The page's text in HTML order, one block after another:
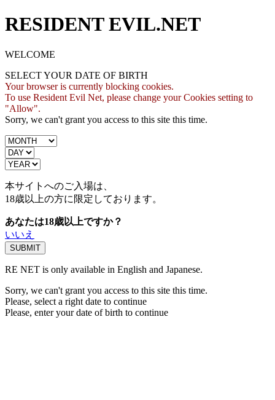
RESIDENT EVIL.NET
WELCOME
SELECT YOUR DATE OF BIRTH
Your browser is currently blocking cookies.
To use Resident Evil Net, please change your Cookies setting to
"Allow".
Sorry, we can't grant you access to this site this time.
本サイトへのご入場は、
18歳以上の方に限定しております。
あなたは18歳以上ですか？
いいえ
RE NET is only available in English and Japanese.
Sorry, we can't grant you access to this site this time.
Please, select a right date to continue
Please, enter your date of birth to continue